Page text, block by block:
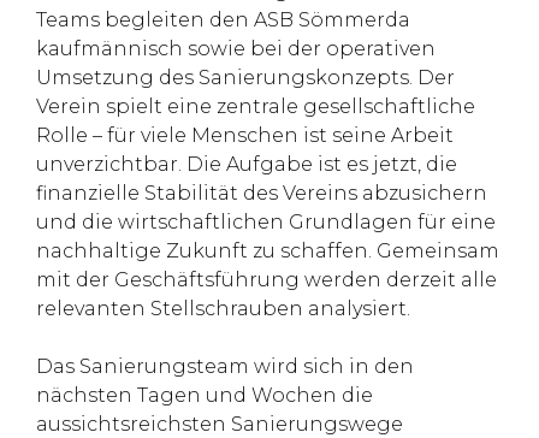
Teams begleiten den ASB Sömmerda
kaufmännisch sowie bei der operativen
Umsetzung des Sanierungskonzepts. Der
Verein spielt eine zentrale gesellschaftliche
Rolle – für viele Menschen ist seine Arbeit
unverzichtbar. Die Aufgabe ist es jetzt, die
finanzielle Stabilität des Vereins abzusichern
und die wirtschaftlichen Grundlagen für eine
nachhaltige Zukunft zu schaffen. Gemeinsam
mit der Geschäftsführung werden derzeit alle
relevanten Stellschrauben analysiert.
Das Sanierungsteam wird sich in den
nächsten Tagen und Wochen die
aussichtsreichsten Sanierungswege